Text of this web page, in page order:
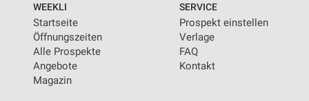
WEEKLI
Startseite
Öffnungszeiten
Alle Prospekte
Angebote
Magazin
SERVICE
Prospekt einstellen
Verlage
FAQ
Kontakt